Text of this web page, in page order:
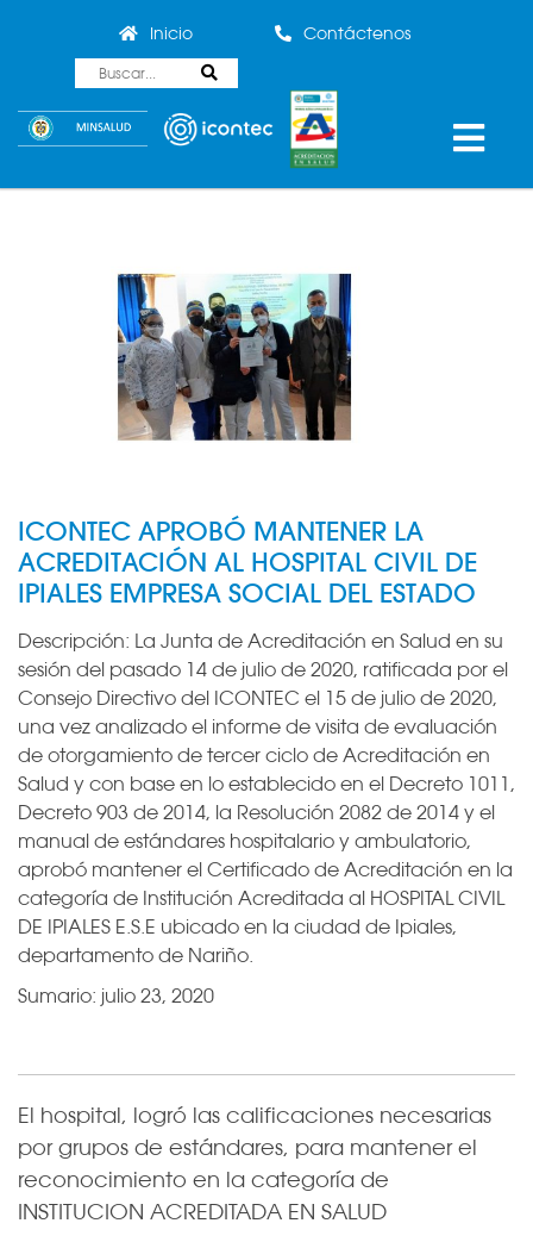
Inicio Contáctenos
ICONTEC APROBÓ MANTENER LA
ACREDITACIÓN AL HOSPITAL CIVIL DE
IPIALES EMPRESA SOCIAL DEL ESTADO
Descripción: La Junta de Acreditación en Salud en su
sesión del pasado 14 de julio de 2020, ratificada por el
Consejo Directivo del ICONTEC el 15 de julio de 2020,
una vez analizado el informe de visita de evaluación
de otorgamiento de tercer ciclo de Acreditación en
Salud y con base en lo establecido en el Decreto 1011,
Decreto 903 de 2014, la Resolución 2082 de 2014 y el
manual de estándares hospitalario y ambulatorio,
aprobó mantener el Certificado de Acreditación en la
categoría de Institución Acreditada al HOSPITAL CIVIL
DE IPIALES E.S.E ubicado en la ciudad de Ipiales,
departamento de Nariño.
Sumario: julio 23, 2020
El hospital, logró las calificaciones necesarias
por grupos de estándares, para mantener el
reconocimiento en la categoría de
INSTITUCION ACREDITADA EN SALUD